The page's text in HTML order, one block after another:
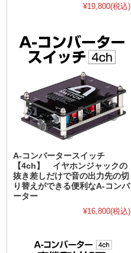
¥19,800(税込)
A-コンバータースイッチ
【4ch】 イヤホンジャックの
抜き差しだけで音の出力先の切
り替えができる便利なA-コンバ
ーター
¥16,800(税込)